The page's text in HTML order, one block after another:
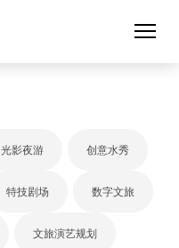
光影夜游 创意水秀
特技剧场 数字文旅
文旅演艺规划